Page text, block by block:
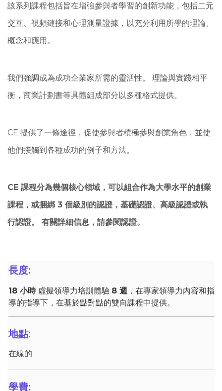
該系列課程包括旨在增強參與者學習的創新功能，包括二元
交互、視頻鏈接和心理測量證據，以充分利用所學的理論、
概念和應用。
我們強調成為成功企業家所需的靈活性。 理論與實踐相平
衡，商業計劃書等具體組成部分以多種格式提供。
CE 提供了一條途徑，促使參與者積極參與創業角色，並使
他們接觸到各種成功的例子和方法。
CE 課程分為幾個核心領域，可以組合作為大學水平的創業
課程，或捆綁 3 個級別的認證，基礎認證、高級認證或執
行認證。 有關詳細信息，請參閱認證。
長度:
18 小時 虛擬領導力培訓體驗 8 週 ，在專家領導力內容和指
導的指導下，在基於點對點的雙向課程中提供。
地點:
在線的
學費: